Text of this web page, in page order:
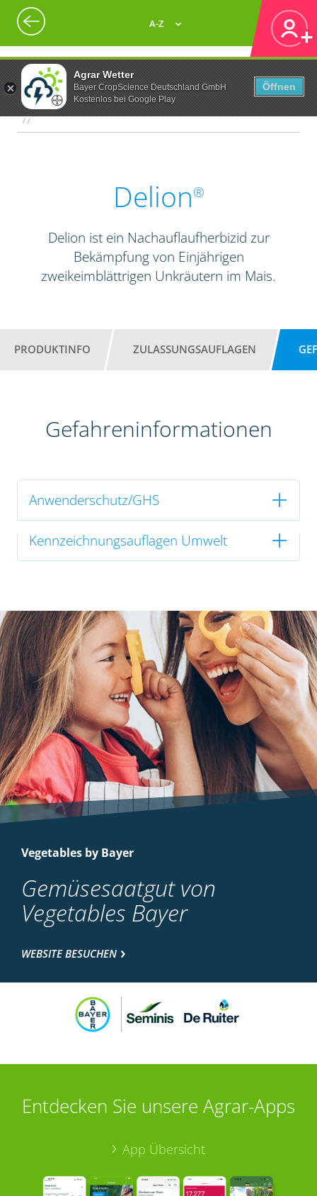
Agrar Wetter
Bayer CropScience Deutschland GmbH
Kostenlos bei Google Play
Öffnen
A-Z
/ /
Delion®
Delion ist ein Nachauflaufherbizid zur
Bekämpfung von Einjährigen
zweikeimblättrigen Unkräutern im Mais.
PRODUKTINFO ZULASSUNGSAUFLAGEN
Gefahreninformationen
Anwenderschutz/GHS
Kennzeichnungsauflagen Umwelt
Vegetables by Bayer
Gemüsesaatgut von
Vegetables Bayer
WEBSITE BESUCHEN
Entdecken Sie unsere Agrar-Apps
App Übersicht